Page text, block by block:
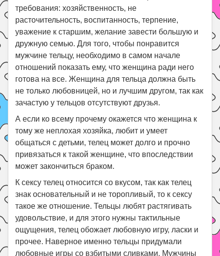
требования: хозяйственность, не
расточительность, воспитанность, терпение,
уважение к старшим, желание завести большую и
дружную семью. Для того, чтобы понравится
мужчине тельцу, необходимо в самом начале
отношений показать ему, что женщина ради него
готова на все. Женщина для тельца должна быть
не только любовницей, но и лучшим другом, так как
зачастую у тельцов отсутствуют друзья.
А если ко всему прочему окажется что женщина к
тому же неплохая хозяйка, любит и умеет
общаться с детьми, телец может долго и прочно
привязаться к такой женщине, что впоследствии
может закончиться браком.
К сексу телец относится со вкусом, так как телец
знак основательный и не торопливый, то к сексу
такое же отношение. Тельцы любят растягивать
удовольствие, и для этого нужны тактильные
ощущения, телец обожает любовную игру, ласки и
прочее. Наверное именно тельцы придумали
любовные игры со взбитыми сливками. Мужчины